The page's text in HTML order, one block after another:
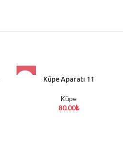
Küpe Aparatı 11
Küpe
80.00₺